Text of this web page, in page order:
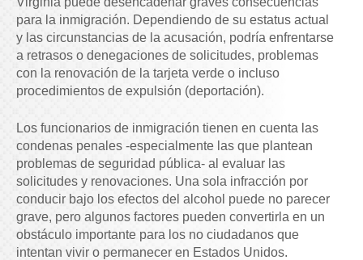
para la inmigración. Dependiendo de su estatus actual
y las circunstancias de la acusación, podría enfrentarse
a retrasos o denegaciones de solicitudes, problemas
con la renovación de la tarjeta verde o incluso
procedimientos de expulsión (deportación).
Los funcionarios de inmigración tienen en cuenta las
condenas penales -especialmente las que plantean
problemas de seguridad pública- al evaluar las
solicitudes y renovaciones. Una sola infracción por
conducir bajo los efectos del alcohol puede no parecer
grave, pero algunos factores pueden convertirla en un
obstáculo importante para los no ciudadanos que
intentan vivir o permanecer en Estados Unidos.